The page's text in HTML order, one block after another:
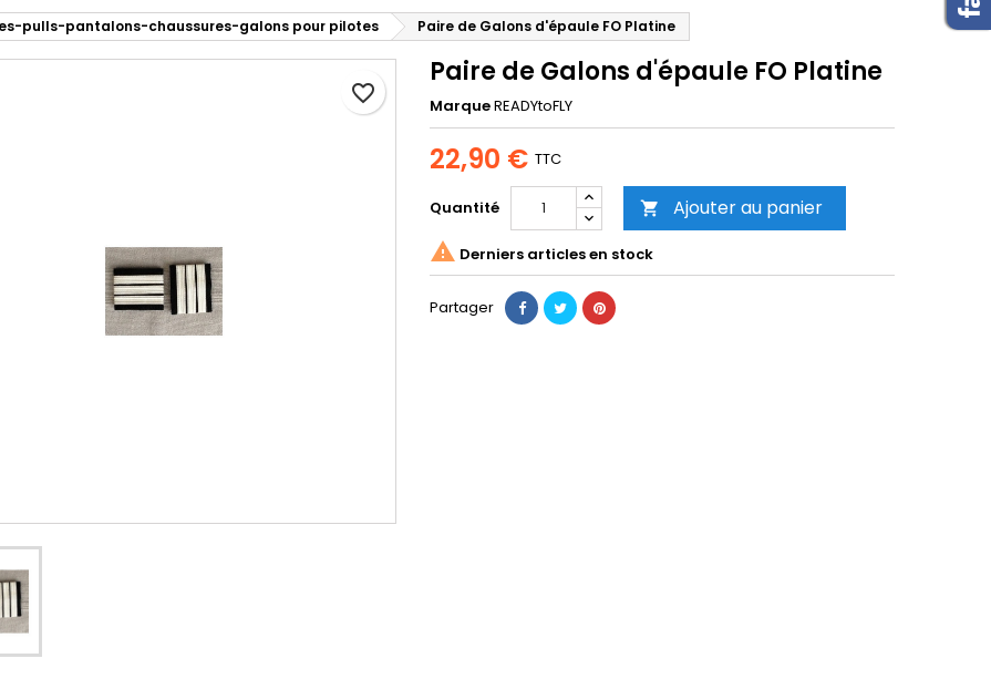
pulls-pantalons-chaussures-galons pour pilotes Paire de Galons d'épaule FO Platine
Paire de Galons d'épaule FO Platine
MarqueREADYtoFLY
22,90 € TTC
Quantité  Ajouter au panier
favorite_border
 Derniers articles en stock
Partager